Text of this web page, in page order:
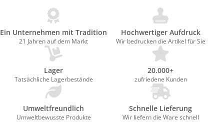
Ein Unternehmen mit Tradition
21 Jahren auf dem Markt
Hochwertiger Aufdruck
Wir bedrucken die Artikel für Sie
Lager
Tatsächliche Lagerbestände
20.000+
zufriedene Kunden
Umweltfreundlich
Umweltbewusste Produkte
Schnelle Lieferung
Wir liefern die Ware schnell